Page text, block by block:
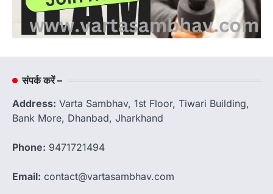
संपर्क करें –
Address: Varta Sambhav, 1st Floor, Tiwari Building,
Bank More, Dhanbad, Jharkhand
Phone: 9471721494
Email: contact@vartasambhav.com